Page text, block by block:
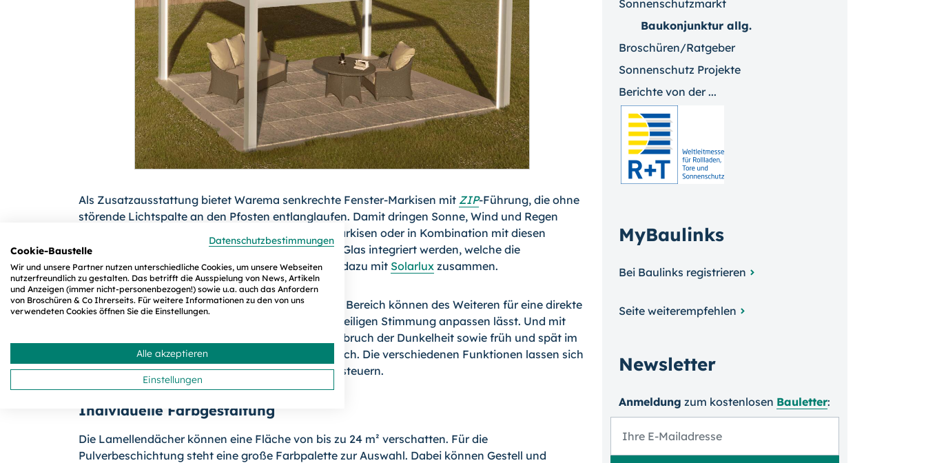
Als Zusatzausstattung bietet Warema senkrechte Fenster-Markisen mit ZIP-Führung, die ohne
störende Lichtspalte an den Pfosten entlanglaufen. Damit dringen Sonne, Wind und Regen
auch von den Seiten nicht ein. Anstelle der ZIP-Markisen oder in Kombination mit diesen
können nach Wunsch auch Schiebeelemente aus Glas integriert werden, welche die
Wetterfestigkeit noch erhöhen - Warema arbeitet dazu mit Solarlux zusammen.
LED-Lichtschienen im horizontalen und vertikalen Bereich können des Weiteren für eine direkte
und indirekte Beleuchtung sorgen, die sich der jeweiligen Stimmung anpassen lässt. Und mit
zusätzlichen Heizstrahlern entsteht auch nach Einbruch der Dunkelheit sowie früh und spät im
Jahr ein gemütliches Wohlfühlklima unter dem Dach. Die verschiedenen Funktionen lassen sich
mit dem Warema Mobile System (WMS) per Funk steuern.
Individuelle Farbgestaltung
Die Lamellendächer können eine Fläche von bis zu 24 m² verschatten. Für die
Pulverbeschichtung steht eine große Farbpalette zur Auswahl. Dabei können Gestell und
Sonnenschutzmarkt
Baukonjunktur allg.
Broschüren/Ratgeber
Sonnenschutz Projekte
Berichte von der ...
MyBaulinks
Bei Baulinks registrieren
Seite weiterempfehlen
Newsletter
Anmeldung zum kosten­losen Bauletter:
Datenschutzbestimmungen
Cookie-Baustelle
Wir und unsere Partner nutzen unterschiedliche Cookies, um unsere Webseiten
nutzerfreundlich zu gestalten. Das betrifft die Ausspielung von News, Artikeln
und Anzeigen (immer nicht-personenbezogen!) sowie u.a. auch das Anfordern
von Broschüren & Co Ihrerseits. Für weitere Informationen zu den von uns
verwendeten Cookies öffnen Sie die Einstellungen.
Alle akzeptieren
Einstellungen